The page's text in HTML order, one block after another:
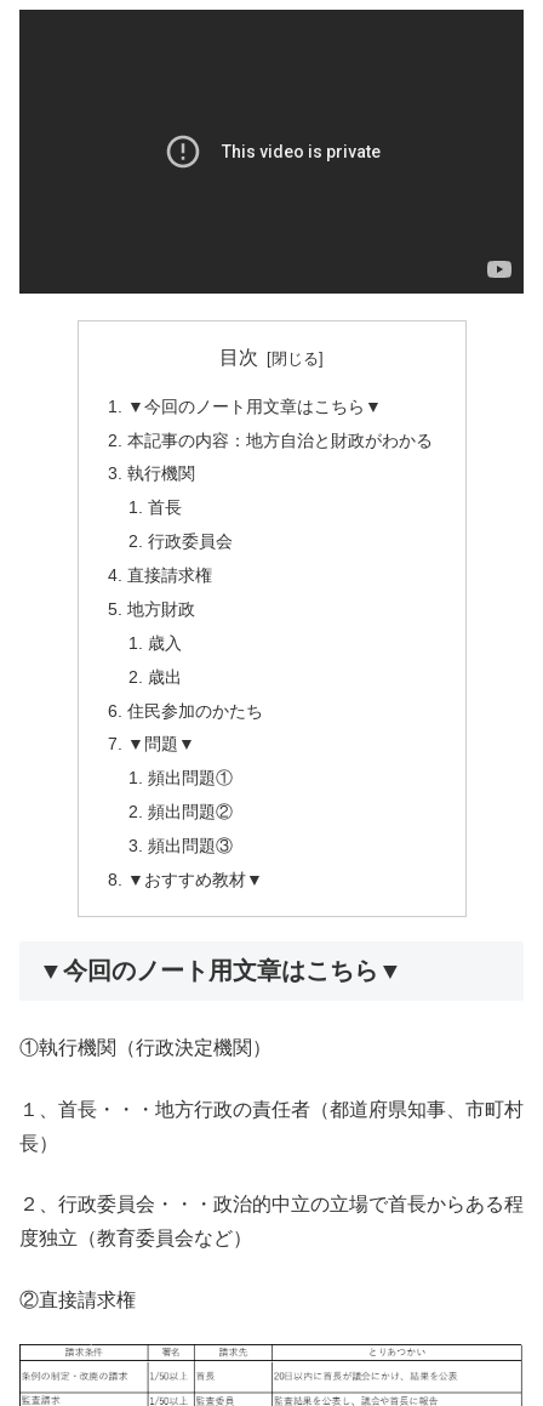
目次
▼今回のノート用文章はこちら▼
本記事の内容：地方自治と財政がわかる
執行機関
首長
行政委員会
直接請求権
地方財政
歳入
歳出
住民参加のかたち
▼問題▼
頻出問題①
頻出問題②
頻出問題③
▼おすすめ教材▼
▼今回のノート用文章はこちら▼
①執行機関（行政決定機関）
１、首長・・・地方行政の責任者（都道府県知事、市町村
長）
２、行政委員会・・・政治的中立の立場で首長からある程
度独立（教育委員会など）
②直接請求権